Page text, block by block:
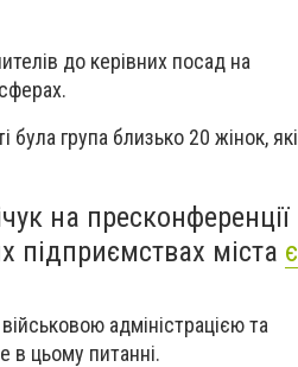
до керівних посад на
група близько 20 жінок, які
на пресконференції
підприємствах міста є
адміністрацією та
в цьому питанні.